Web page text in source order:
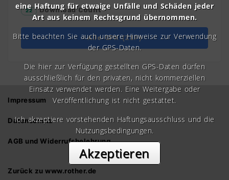
22 Download Count
Alle GPX (ZIP)
Impressum
Datenschutz
AGB und Widerrufsbelehrung
Zurück zu www.rother.de
eine Haftung für etwaige Unfälle und Schäden jeder
Art aus keinem Rechtsgrund übernommen.
Bitte beachten Sie auch unsere Hinweise zur Verwendung
der GPS-Daten.
Die hier zur Verfügung gestellten GPS-Daten dürfen
ausschließlich für den privaten, nicht kommerziellen
Einsatz verwendet werden. Eine Weitergabe oder
Veröffentlichung ist nicht gestattet.
Ich akzeptiere vorstehenden Haftungsausschluss und die
Nutzungsbedingungen.
Akzeptieren